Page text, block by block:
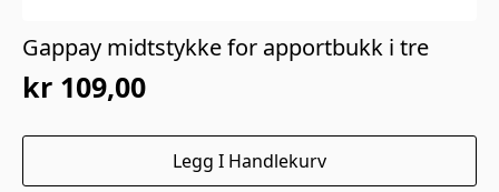
Gappay midtstykke for apportbukk i tre
kr 109,00
Legg I Handlekurv